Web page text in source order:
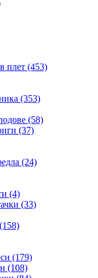
плет (453)
(353)
(58)
(37)
(24)
(4)
(33)
(158)
(179)
(108)